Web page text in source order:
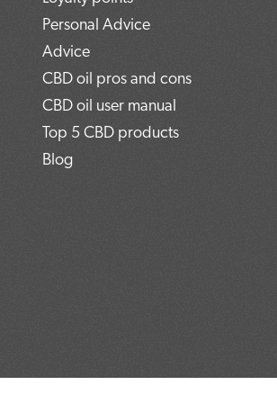
Personal Advice
Advice
CBD oil pros and cons
CBD oil user manual
Top 5 CBD products
Blog